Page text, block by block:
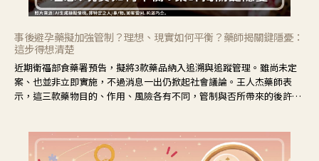
事後避孕藥擬加強管制？理想、現實如何平衡？藥師揭關鍵隱憂：
這步得想清楚
近期衛福部食藥署預告，擬將3款藥品納入追溯與追蹤管理。雖尚未定
案、也並非立即實施，不過消息一出仍掀起社會議論。王人杰藥師表
示，這三款藥物目的、作用、風險各有不同，管制與否所帶來的後許影